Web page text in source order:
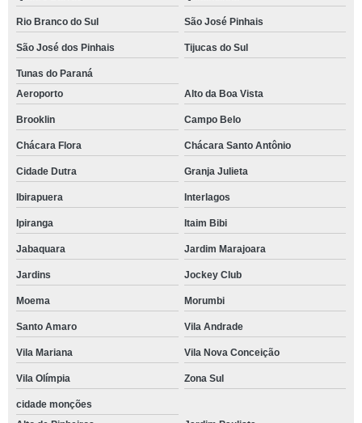
Rio Branco do Sul São José Pinhais
São José dos Pinhais Tijucas do Sul
Tunas do Paraná
Aeroporto
Alto da Boa Vista
Brooklin Campo Belo
Chácara Flora Chácara Santo Antônio
Cidade Dutra Granja Julieta
Ibirapuera Interlagos
Ipiranga Itaim Bibi
Jabaquara Jardim Marajoara
Jardins Jockey Club
Moema Morumbi
Santo Amaro Vila Andrade
Vila Mariana Vila Nova Conceição
Vila Olímpia Zona Sul
cidade monções